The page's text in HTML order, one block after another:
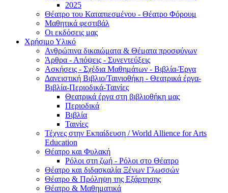
2025
Θέατρο του Καταπιεσμένου - Θέατρο Φόρουμ
Μαθητικά φεστιβάλ
Οι εκδόσεις μας
Χρήσιμο Υλικό
Ανθρώπινα δικαιώματα & Θέματα προσφύγων
Άρθρα - Απόψεις - Συνεντεύξεις
Ασκήσεις - Σχέδια Μαθημάτων - Βιβλία-Έργα
Δανειστική Βιβλιο/Ταινιοθήκη - Θεατρικά έργα-
Βιβλία-Περιοδικά-Ταινίες
Θεατρικά έργα στη βιβλιοθήκη μας
Περιοδικά
Βιβλία
Ταινίες
Τέχνες στην Εκπαίδευση / World Allience for Arts
Education
Θέατρο και Φυλακή
Ρόλοι στη ζωή - Ρόλοι στο Θέατρο
Θέατρο και διδασκαλία Ξένων Γλωσσών
Θέατρο & Πρόληψη της Εξάρτησης
Θέατρο & Μαθηματικά